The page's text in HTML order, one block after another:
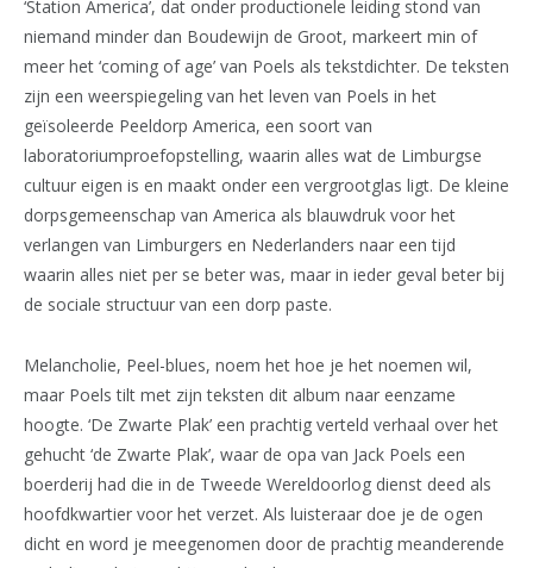
‘Station America’, dat onder productionele leiding stond van
niemand minder dan Boudewijn de Groot, markeert min of
meer het ‘coming of age’ van Poels als tekstdichter. De teksten
zijn een weerspiegeling van het leven van Poels in het
geïsoleerde Peeldorp America, een soort van
laboratoriumproefopstelling, waarin alles wat de Limburgse
cultuur eigen is en maakt onder een vergrootglas ligt. De kleine
dorpsgemeenschap van America als blauwdruk voor het
verlangen van Limburgers en Nederlanders naar een tijd
waarin alles niet per se beter was, maar in ieder geval beter bij
de sociale structuur van een dorp paste.
Melancholie, Peel-blues, noem het hoe je het noemen wil,
maar Poels tilt met zijn teksten dit album naar eenzame
hoogte. ‘De Zwarte Plak’ een prachtig verteld verhaal over het
gehucht ‘de Zwarte Plak’, waar de opa van Jack Poels een
boerderij had die in de Tweede Wereldoorlog dienst deed als
hoofdkwartier voor het verzet. Als luisteraar doe je de ogen
dicht en word je meegenomen door de prachtig meanderende